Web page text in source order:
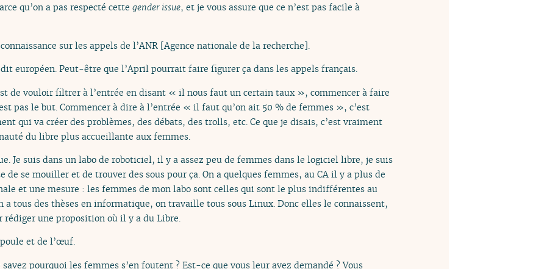
qu’on a pas respecté cette gender issue, et je vous assure que ce n’est pas facile à
sur les appels de l’ANR [Agence nationale de la recherche].
européen. Peut-être que l’April pourrait faire figurer ça dans les appels français.
de vouloir filtrer à l’entrée en disant « il nous faut un certain taux », commencer à faire
pas le but. Commencer à dire à l’entrée « il faut qu’on ait 50 % de femmes », c’est
qui va créer des problèmes, des débats, des trolls, etc. Ce que je disais, c’est vraiment
du libre plus accueillante aux femmes.
Je suis dans un labo de roboticiel, il y a assez peu de femmes dans le logiciel libre, je suis
se mouiller et de trouver des sous pour ça. On a quelques femmes, au CA il y a plus de
et une mesure : les femmes de mon labo sont celles qui sont le plus indifférentes au
tous des thèses en informatique, on travaille tous sous Linux. Donc elles le connaissent,
rédiger une proposition où il y a du Libre.
et de l’œuf.
pourquoi les femmes s’en foutent ? Est-ce que vous leur avez demandé ? Vous